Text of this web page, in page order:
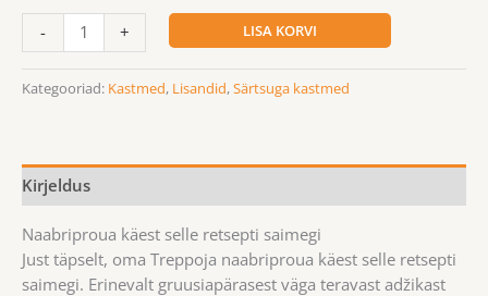
- + LISA KORVI
Kategooriad: Kastmed, Lisandid,Särtsuga kastmed
Kirjeldus
Naabriproua käest selle retsepti saimegi
Just täpselt, oma Treppoja naabriproua käest selle retsepti
saimegi. Erinevalt gruusiapärasest väga teravast adžikast